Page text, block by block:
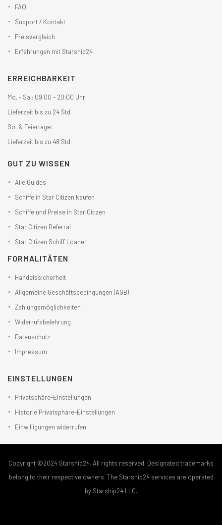
FAQ
Support / Kontakt
Preisvergleich
Erfahrungen mit Starship24
ERREICHBARKEIT
Mo. - Sa.: 09:00 - 20:00 Uhr
Lieferzeit bis zu 24 Std.
So. & Feiertage:
Lieferzeit bis zu 48 Std.
GUT ZU WISSEN
Alle Guides
Schiffe in Star Citizen kaufen
Schiffe und Preise in Star Citizen
Star Citizen Referral
Star Citizen Schiff Loaner
FORMALITÄTEN
Handelssicherheit
Allgemeine Geschäftsbedingungen (AGB)
Zahlungsmöglichkeiten
Widerrufsbelehrung
Datenschutz
Impressum
EINSTELLUNGEN
Privatsphäre-Einstellungen
Historie Privatsphäre-Einstellungen
Einwilligungen widerrufen
Copyright ©2024 Starship24. All rights reserved. Designated trademarks
belong to their respective owners. The Starship24 services are operated
by Starship24 LLC.